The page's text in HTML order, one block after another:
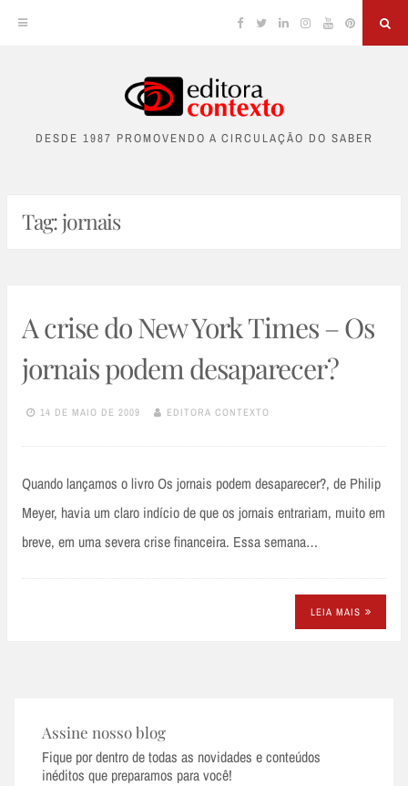
content
Facebook
TwitterLinkedinInstagram
YouTubePinterest
DESDE 1987 PROMOVENDO A CIRCULAÇÃO DO SABER
Tag:jornais
A crise do New York Times – Os
jornais podem desaparecer?
14 DE MAIO DE 2009 EDITORA CONTEXTO
Quando lançamos o livro Os jornais podem desaparecer?, de Philip
Meyer, havia um claro indício de que os jornais entrariam, muito em
breve, em uma severa crise financeira. Essa semana…
LEIA MAIS
Assine nosso blog
Fique por dentro de todas as novidades e conteúdos
inéditos que preparamos para você!